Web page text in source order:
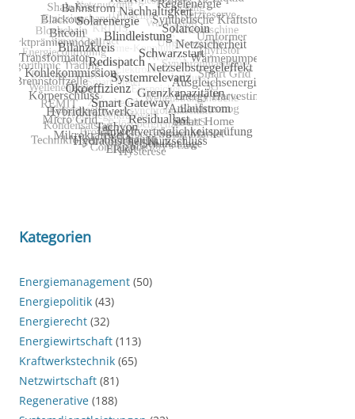
Kategorien
Energiemanagement (50)
Energiepolitik (43)
Energierecht (32)
Energiewirtschaft (113)
Kraftwerkstechnik (65)
Netzwirtschaft (81)
Regenerative (188)